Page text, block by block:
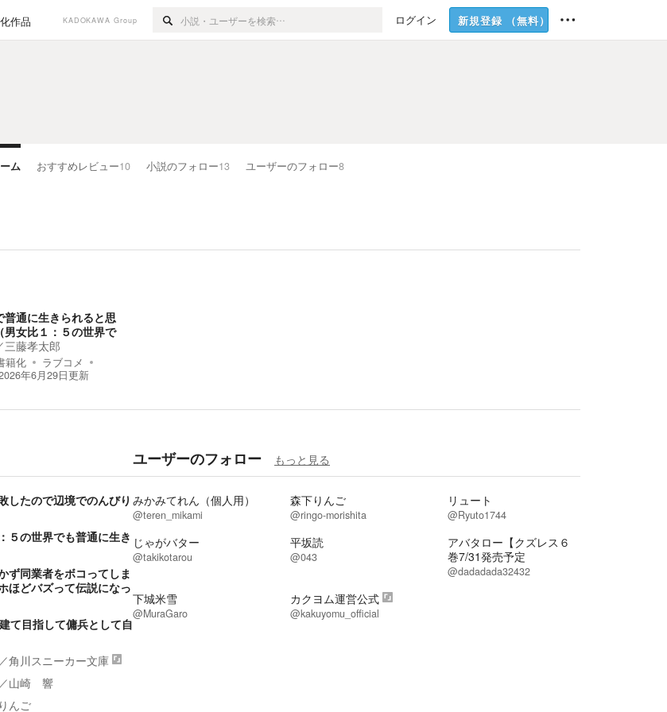
作品 KADOKAWA Group ログイン 新規登録 （無料）
ム おすすめレビュー10 小説のフォロー13 ユーザーのフォロー8
普通に生きられると思
男女比１：５の世界で
三藤孝太郎
籍化
ラブコメ
年6月29日更新
たので辺境でのんびり
５の世界でも普通に生き
ず同業者をボコってしま
ほどバズって伝説になっ
て目指して傭兵として自
角川スニーカー文庫
／山崎 響
んご
ユーザーのフォロー もっと見る
みかみてれん（個人用）
@teren_mikami
森下りんご
@ringo-morishita
リュート
@Ryuto1744
じゃがバター
@takikotarou
平坂読
@043
アバタロー【クズレス６
巻7/31発売予定
@dadadada32432
下城米雪
@MuraGaro
カクヨム運営公式
@kakuyomu_official